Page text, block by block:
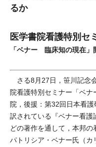
るか
医学書院看護特別セ
「ベナー 臨床知の現在」
さる8月27日，笹川記念
院看護特別セミナー「ベ
院，後援：第32回日本看
訳されている『ベナー看
どの著作を通して，本邦
パトリシア・ベナー氏（カ